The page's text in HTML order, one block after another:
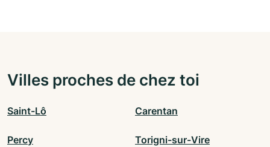
Villes proches de chez toi
Saint-Lô Carentan
Percy Torigni-sur-Vire